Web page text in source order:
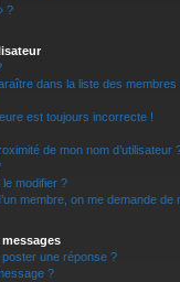
?
dans la liste des
est toujours incorrecte !
de mon nom d’utilisateur
modifier ?
membre, on me demande de
une réponse ?
?